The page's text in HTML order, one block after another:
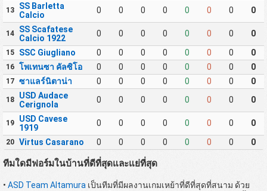
13
SS Barletta
Calcio
0 0 0 0 0 0 0 0
14
SS Scafatese
Calcio 1922
0 0 0 0 0 0 0 0
15 SSC Giugliano 0 0 0 0 0 0 0 0
16 โพเทนซา คัลซิโอ 0 0 0 0 0 0 0 0
17 ซาแลร์นิตาน่า 0 0 0 0 0 0 0 0
18
USD Audace
Cerignola
0 0 0 0 0 0 0 0
19
USD Cavese
1919
0 0 0 0 0 0 0 0
20 Virtus Casarano 0 0 0 0 0 0 0 0
ทีมใดมีฟอร์มในบ้านที่ดีที่สุดและแย่ที่สุด
• ASD Team Altamura เป็นทีมที่มีผลงานเกมเหย้าที่ดีที่สุดที่สนาม ด้วย